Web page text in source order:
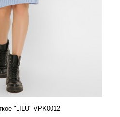
"LILU" VPK0012